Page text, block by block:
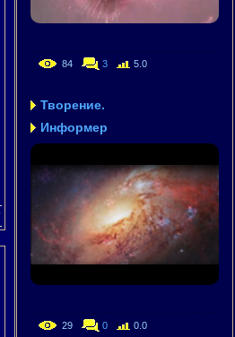
84 3 5.0
Творение.
Информер
29 0 0.0